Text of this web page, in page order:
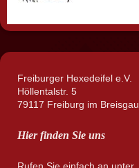
Freiburger Hexedeifel e.V.
Höllentalstr. 5
79117 Freiburg im Breisgau
Hier finden Sie uns